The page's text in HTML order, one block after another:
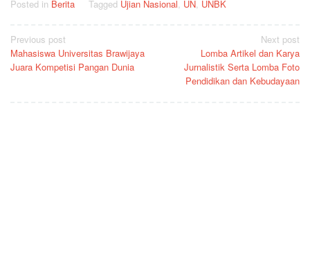
Posted in Berita Tagged Ujian Nasional UN UNBK
Post
navigation
Previous post
Mahasiswa Universitas Brawijaya
Juara Kompetisi Pangan Dunia
Next post
Lomba Artikel dan Karya
Jurnalistik Serta Lomba Foto
Pendidikan dan Kebudayaan